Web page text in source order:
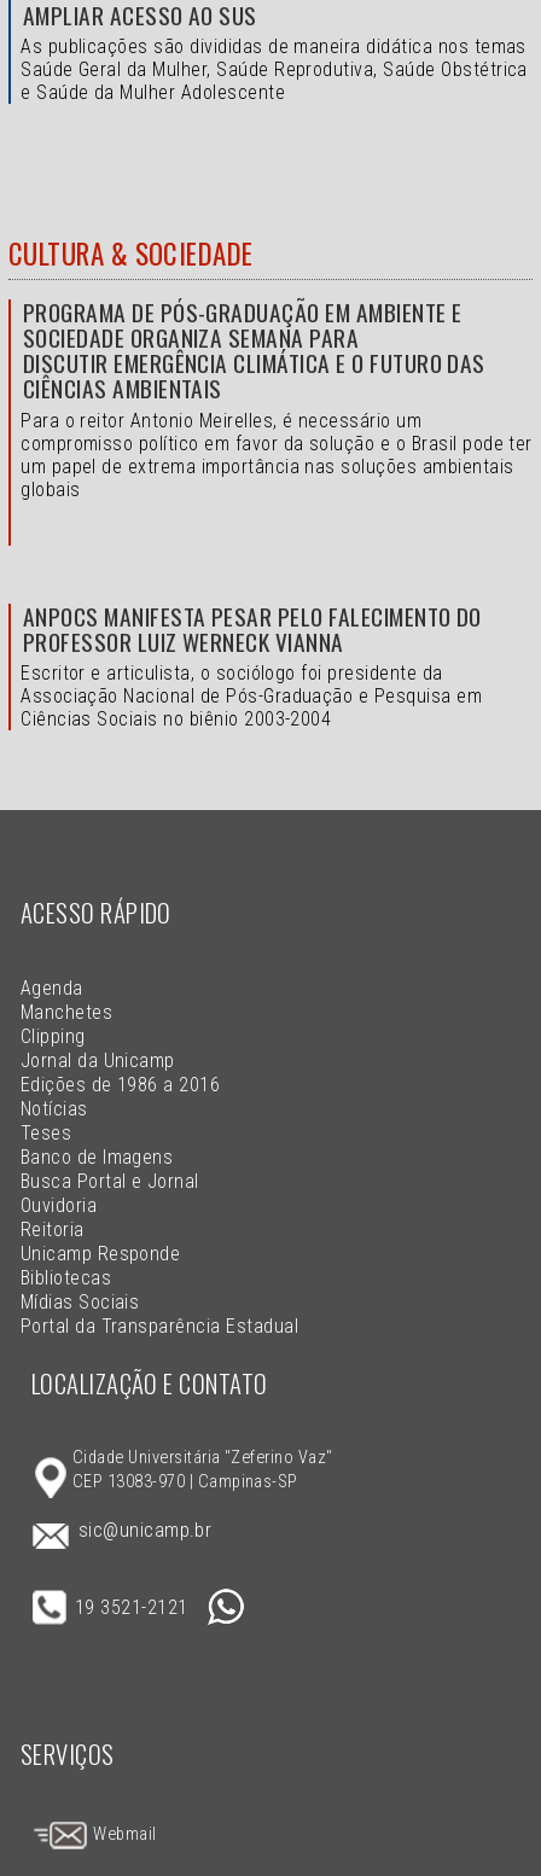
AMPLIAR ACESSO AO SUS
As publicações são divididas de maneira didática nos temas
Saúde Geral da Mulher, Saúde Reprodutiva, Saúde Obstétrica
e Saúde da Mulher Adolescente
CULTURA & SOCIEDADE
PROGRAMA DE PÓS-GRADUAÇÃO EM AMBIENTE E
SOCIEDADE ORGANIZA SEMANA PARA
DISCUTIR EMERGÊNCIA CLIMÁTICA E O FUTURO DAS
CIÊNCIAS AMBIENTAIS
Para o reitor Antonio Meirelles, é necessário um
compromisso político em favor da solução e o Brasil pode ter
um papel de extrema importância nas soluções ambientais
globais
ANPOCS MANIFESTA PESAR PELO FALECIMENTO DO
PROFESSOR LUIZ WERNECK VIANNA
Escritor e articulista, o sociólogo foi presidente da
Associação Nacional de Pós-Graduação e Pesquisa em
Ciências Sociais no biênio 2003-2004
ACESSO RÁPIDO
Agenda
Manchetes
Clipping
Jornal da Unicamp
Edições de 1986 a 2016
Notícias
Teses
Banco de Imagens
Busca Portal e Jornal
Ouvidoria
Reitoria
Unicamp Responde
Bibliotecas
Mídias Sociais
Portal da Transparência Estadual
LOCALIZAÇÃO E CONTATO
Cidade Universitária "Zeferino Vaz"
CEP 13083-970 | Campinas-SP
sic@unicamp.br
19 3521-2121
SERVIÇOS
Webmail